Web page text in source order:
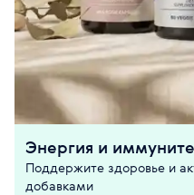
Энергия и
Поддержите здоровье и
добавками